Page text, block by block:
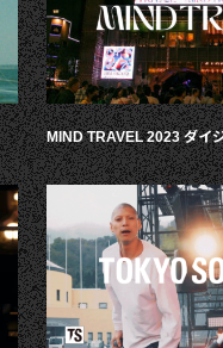
MIND TRAVEL 2023 ダイ